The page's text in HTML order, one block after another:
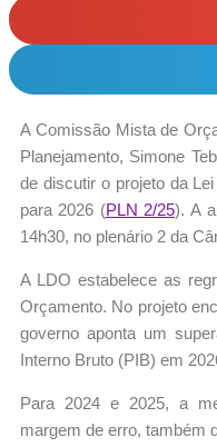
A Comissão Mista de
Planejamento, Simone
de discutir o projeto da
para 2026 (PLN 2/25). A
14h30, no plenário 2 da
A LDO estabelece as
Orçamento. No projeto
governo aponta um
Interno Bruto (PIB) em
Para 2024 e 2025, a
margem de erro, também